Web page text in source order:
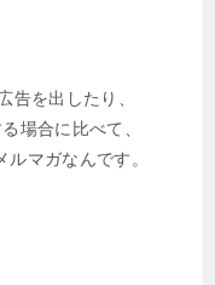
告を出したり、
場合に比べて、
ルマガなんです。